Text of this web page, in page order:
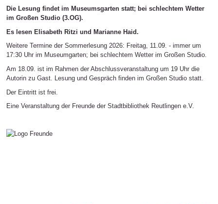
Die Lesung findet im Museumsgarten statt; bei schlechtem Wetter
im Großen Studio (3.OG).
Es lesen Elisabeth Ritzi und Marianne Haid.
Weitere Termine der Sommerlesung 2026: Freitag, 11.09. - immer um
17:30 Uhr im Museumgarten; bei schlechtem Wetter im Großen Studio.
Am 18.09. ist im Rahmen der Abschlussveranstaltung um 19 Uhr die
Autorin zu Gast. Lesung und Gespräch finden im Großen Studio statt.
Der Eintritt ist frei.
Eine Veranstaltung der Freunde der Stadtbibliothek Reutlingen e.V.